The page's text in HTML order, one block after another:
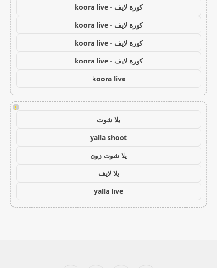
كورة لايف - koora live
كورة لايف - koora live
كورة لايف - koora live
كورة لايف - koora live
koora live
!
يلا شوت
yalla shoot
يلا شوت زون
يلا لايف
yalla live